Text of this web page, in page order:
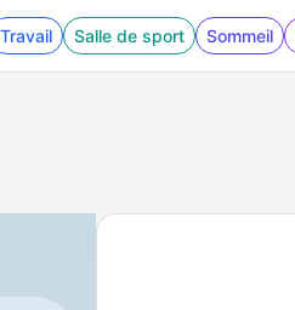
Travail Salle de sport Sommeil